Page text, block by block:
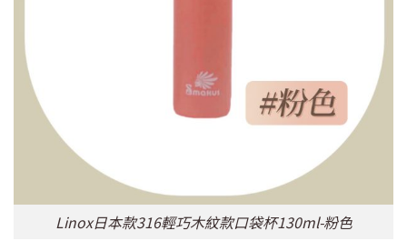
Linox日本款316輕巧木紋款口袋杯130ml-粉色